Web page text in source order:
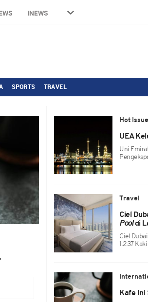
INEWS
SPORTS TRAVEL
Hot Issue
UEA
Uni
Travel
Ciel
Pooldi
Ciel
1.237
Kafe Ini